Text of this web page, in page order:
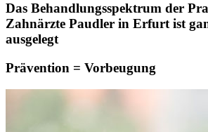
Das Behandlungsspektrum der
Zahnärzte Paudler in Erfurt ist
ausgelegt
Prävention = Vorbeugung